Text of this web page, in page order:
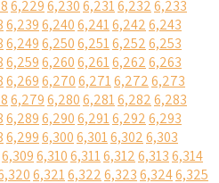
6,2296,2306,2316,2326,233
6,2396,2406,2416,2426,243
6,2496,2506,2516,2526,253
6,2596,2606,2616,2626,263
6,2696,2706,2716,2726,273
6,2796,2806,2816,2826,283
6,2896,2906,2916,2926,293
6,2996,3006,3016,3026,303
6,3096,3106,3116,3126,3136,314
6,3216,3226,3236,3246,325